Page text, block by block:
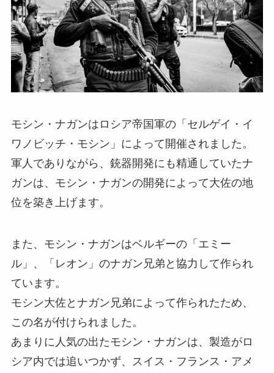
モシン・ナガンはロシア帝国軍の「セルゲイ・イ
ワノビッチ・モシン」によって開催されました。
軍人でありながら、銃器開発にも精通していたナ
ガンは、モシン・ナガンの開発によって大佐の地
位を築き上げます。
また、モシン・ナガンはベルギーの「エミー
ル」、「レオン」のナガン兄弟と協力して作られ
ています。
モシン大佐とナガン兄弟によって作られたため、
この名が付けられました。
あまりに人気の出たモシン・ナガンは、製造がロ
シア内では追いつかず、スイス・フランス・アメ